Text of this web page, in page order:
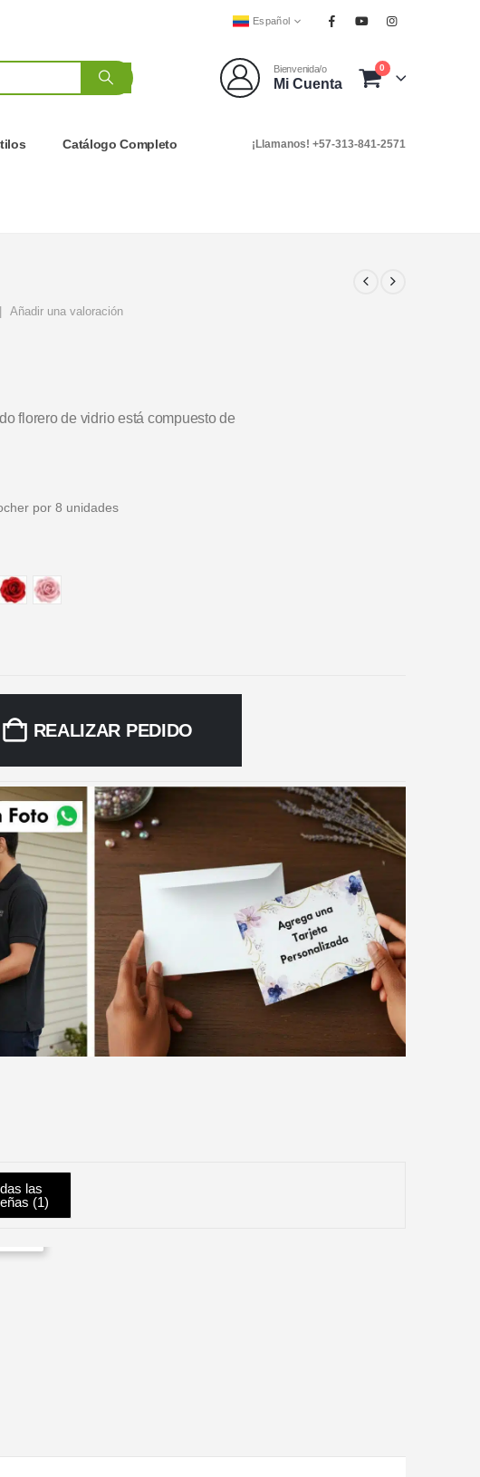
Español
Bienvenida/o
Mi Cuenta
0
Catálogo Completo ¡Llamanos! +57-313-841-2571
Añadir una valoración
florero de vidrio está compuesto de
por 8 unidades
REALIZAR PEDIDO
las
(1)